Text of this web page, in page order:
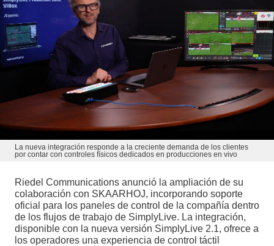
La nueva integración responde a la creciente demanda de los clientes
por contar con controles físicos dedicados en producciones en vivo
Riedel Communications anunció la ampliación de su
colaboración con SKAARHOJ, incorporando soporte
oficial para los paneles de control de la compañía dentro
de los flujos de trabajo de SimplyLive. La integración,
disponible con la nueva versión SimplyLive 2.1, ofrece a
los operadores una experiencia de control táctil